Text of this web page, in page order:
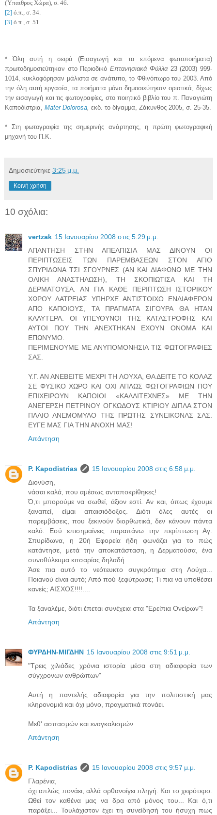
(Ύπαιθρος Χώρα), σ. 46.
[2] ό.π., σ. 34.
[3] ό.π., σ. 51.
* Όλη αυτή η σειρά (Εισαγωγή και τα επόμενα φωτοποιήματα)
πρωτοδημοσιεύτηκαν στο ΠεριοδικόΕπτανησιακά Φύλλα23 (2003) 999-
1014, κυκλοφόρησαν μάλιστα σε ανάτυπο, το Φθινόπωρο του 2003. Από
την όλη αυτή εργασία, τα ποιήματα μόνο δημοσιεύτηκαν οριστικά, δίχως
την εισαγωγή και τις φωτογραφίες, στο ποιητικό βιβλίο του π. Παναγιώτη
Καποδίστρια, Mater Dolorosa, εκδ. το δίγαμμα, Ζάκυνθος 2005, σ. 25-35.
* Στη φωτογραφία της σημερινής ανάρτησης, η πρώτη φωτογραφική
μηχανή του Π.Κ.
Δημοσιεύτηκε 3:25 μ.μ.
Κοινή χρήση
10 σχόλια:
vertzak 15 Ιανουαρίου 2008 στις 5:29 μ.μ.
ΑΠΑΝΤΗΣΗ ΣΤΗΝ ΑΠΕΛΠΙΣΙΑ ΜΑΣ ΔΙΝΟΥΝ ΟΙ
ΠΕΡΙΠΤΩΣΕΙΣ ΤΩΝ ΠΑΡΕΜΒΑΣΕΩΝ ΣΤΟΝ ΑΓΙΟ
ΣΠΥΡΙΔΩΝΑ ΤΣΙ ΣΓΟΥΡΝΕΣ (ΑΝ ΚΑΙ ΔΙΑΦΩΝΩ ΜΕ ΤΗΝ
ΟΛΙΚΗ ΑΝΑΣΤΗΛΩΣΗ), ΤΗ ΣΚΟΠΙΩΤΙΣΑ ΚΑΙ ΤΗ
ΔΕΡΜΑΤΟΥΣΑ. ΑΝ ΓΙΑ ΚΑΘΕ ΠΕΡΙΠΤΩΣΗ ΙΣΤΟΡΙΚΟΥ
ΧΩΡΟΥ ΛΑΤΡΕΙΑΣ ΥΠΗΡΧΕ ΑΝΤΙΣΤΟΙΧΟ ΕΝΔΙΑΦΕΡΟΝ
ΑΠΟ ΚΑΠΟΙΟΥΣ, ΤΑ ΠΡΑΓΜΑΤΑ ΣΙΓΟΥΡΑ ΘΑ ΗΤΑΝ
ΚΑΛΥΤΕΡΑ. ΟΙ ΥΠΕΥΘΥΝΟΙ ΤΗΣ ΚΑΤΑΣΤΡΟΦΗΣ ΚΑΙ
ΑΥΤΟΙ ΠΟΥ ΤΗΝ ΑΝΕΧΤΗΚΑΝ ΕΧΟΥΝ ΟΝΟΜΑ ΚΑΙ
ΕΠΩΝΥΜΟ.
ΠΕΡΙΜΕΝΟΥΜΕ ΜΕ ΑΝΥΠΟΜΟΝΗΣΙΑ ΤΙΣ ΦΩΤΟΓΡΑΦΙΕΣ
ΣΑΣ.
Υ.Γ. ΑΝ ΑΝΕΒΕΙΤΕ ΜΕΧΡΙ ΤΗ ΛΟΥΧΑ, ΘΑ ΔΕΙΤΕ ΤΟ ΚΟΛΑΖ
ΣΕ ΦΥΣΙΚΟ ΧΩΡΟ ΚΑΙ ΟΧΙ ΑΠΛΩΣ ΦΩΤΟΓΡΑΦΙΩΝ ΠΟΥ
ΕΠΙΧΕΙΡΟΥΝ ΚΑΠΟΙΟΙ «ΚΑΛΛΙΤΕΧΝΕΣ» ΜΕ ΤΗΝ
ΑΝΕΓΕΡΣΗ ΠΕΤΡΙΝΟΥ ΟΓΚΩΔΟΥΣ ΚΤΙΡΙΟΥ ΔΙΠΛΑ ΣΤΟΝ
ΠΑΛΙΟ ΑΝΕΜΟΜΥΛΟ ΤΗΣ ΠΡΩΤΗΣ ΣΥΝΕΙΚΟΝΑΣ ΣΑΣ.
ΕΥΓΕ ΜΑΣ ΓΙΑ ΤΗΝ ΑΝΟΧΗ ΜΑΣ!
Απάντηση
P. Kapodistrias
15 Ιανουαρίου 2008 στις 6:58 μ.μ.
Διονύση,
νάσαι καλά, που αμέσως ανταποκρίθηκες!
Ό,τι μπορούμε να σωθεί, άξιον εστί. Αν και, όπως έχουμε
ξαναπεί, είμαι απαισιόδοξος. Διότι όλες αυτές οι
παρεμβάσεις, που ξεκινούν διορθωτικά, δεν κάνουν πάντα
καλό. Εσύ επισημαίνεις παραπάνω την περίπτωση Αγ.
Σπυρίδωνα, η 20ή Εφορεία ήδη φωνάζει για το πώς
κατάντησε, μετά την αποκατάσταση, η Δερματούσα, ένα
συνοθύλευμα κιτσαρίας δηλαδή...
Άσε πια αυτό το νεότευκτο συγκρότημα στη Λούχα...
Ποιανού είναι αυτό; Από πού ξεφύτρωσε; Τι πια να υποθέσει
κανείς; ΑΙΣΧΟΣ!!!!....
Τα ξαναλέμε, διότι έπεται συνέχεια στα "Ερείπια Ονείρων"!
Απάντηση
ΦΥΡΔΗΝ-ΜΙΓΔΗΝ 15 Ιανουαρίου 2008 στις 9:51 μ.μ.
"Τρεις χιλιάδες χρόνια ιστορία μέσα στη αδιαφορία των
σύγχρονων ανθρώπων"
Aυτή η παντελής αδιαφορία για την πολιτιστική μας
κληρονομιά και όχι μόνο, πραγματικά πονάει.
Μεθ' ασπασμών και εναγκαλισμών
Απάντηση
P. Kapodistrias
15 Ιανουαρίου 2008 στις 9:57 μ.μ.
Γλαρένια,
όχι απλώς πονάει, αλλά ορθανοίγει πληγή. Και το χειρότερο:
Ωθεί τον καθένα μας να δρα από μόνος του... Και ό,τι
παράξει... Τουλάχιστον έχει τη συνείδησή του ήσυχη πως